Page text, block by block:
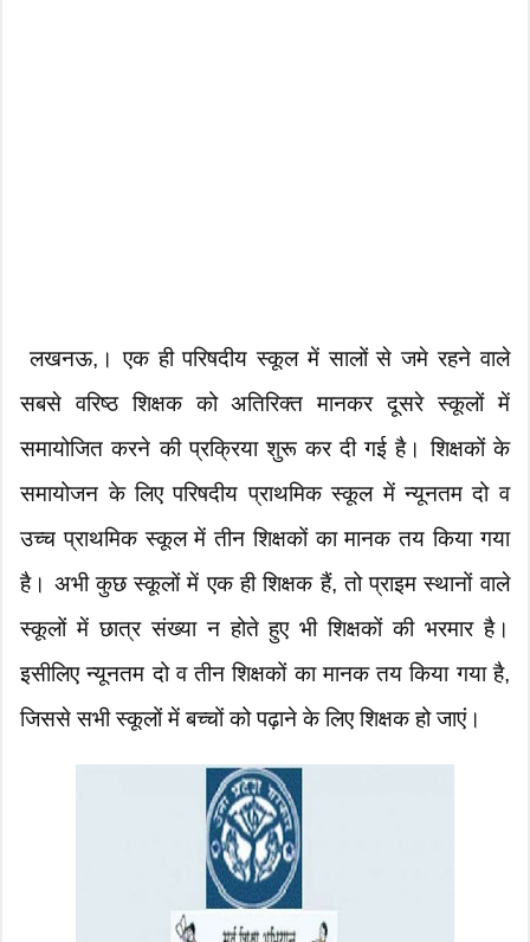
लखनऊ,। एक ही परिषदीय स्कूल में सालों से जमे रहने वाले
सबसे वरिष्ठ शिक्षक को अतिरिक्त मानकर दूसरे स्कूलों में
समायोजित करने की प्रक्रिया शुरू कर दी गई है। शिक्षकों के
समायोजन के लिए परिषदीय प्राथमिक स्कूल में न्यूनतम दो व
उच्च प्राथमिक स्कूल में तीन शिक्षकों का मानक तय किया गया
है। अभी कुछ स्कूलों में एक ही शिक्षक हैं, तो प्राइम स्थानों वाले
स्कूलों में छात्र संख्या न होते हुए भी शिक्षकों की भरमार है।
इसीलिए न्यूनतम दो व तीन शिक्षकों का मानक तय किया गया है,
जिससे सभी स्कूलों में बच्चों को पढ़ाने के लिए शिक्षक हो जाएं।